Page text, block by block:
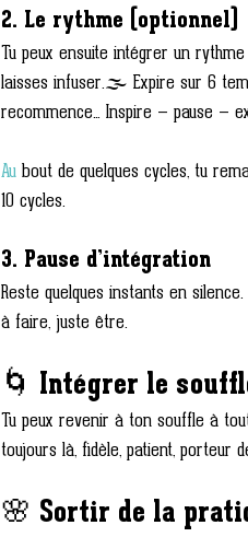
2. Le rythme (optionnel)
Tu peux ensuite intégrer un
laisses infuser.🌫️ Expire sur 6
recommence… Inspire — pause —
Au bout de quelques cycles, tu
10 cycles.
3. Pause d’intégration
Reste quelques instants en
à faire, juste être.
🌀 Intégrer le
Tu peux revenir à ton souffle à
toujours là, fidèle, patient, porteur
🌸 Sortir de la